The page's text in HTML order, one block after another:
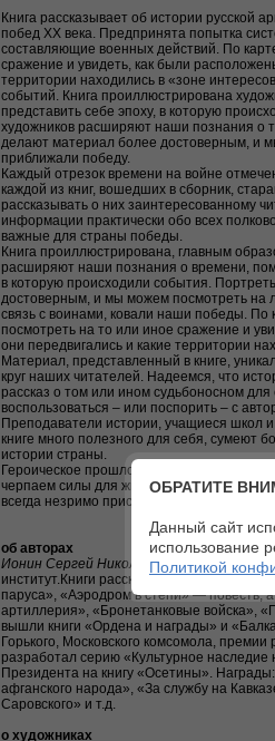
Книга рассказывает об истории русской
побед XX века. Предпринята попытка
составляющие военных действий. По
сражение и увидеть, как были
территории находились в «зоне
событий. Книга проиллюстрирована
представить себе эпоху, в которую
художников расширяют наши познания о
делают материал более достоверным, и
приближали победу.
Каждый отрезок времени на войне
каждой из книг, вошедших в сборник,
рассказывать о них заинтересованному
информации практически обо всех
важные для страны победы.
Книга проиллюстрирована, главным
расширяют наши познания о времени,
в которую происходили события.
достоверным, и мы можем посмотреть на
связь с воинами, ковали наши победы. По
посмотреть на то или иное сражение и
они передвигались и какие территории
Материал, представленный в книге,
круг наших читателей. Надеемся, что
рассказ о том или ином судьбоносном
воспользоваться – или поспорить – с
Преподаватели истории, учащиеся школ
книге много полезного для себя, сумеют
истории страны.
Героическое прошлое нашей страны —
черпаем силы для жизни. Александр
всегда незримо присутствуют с нами.
об авторах
Ионин Сергей Николаевичродился в 1952
институт.Книги рассказов: «Чистые
паруса», «Аэродром в степи» — повесть,
артиллерия», «Бронетанковые войска»,
вышли книги «Ордена и награды» и
Горького, Московского комсомола,
разработал серию «Культурное наследие
Президента на книгу «Осетины».
афганского народа», «За службу на
Саровского» и т.д.
о художниках
ОБРАТИТЕ
Данный сайт
использование
Политикой